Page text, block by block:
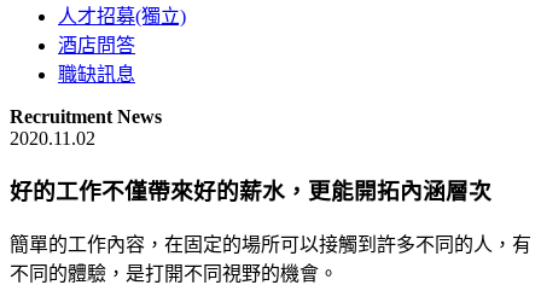
人才招募(獨立)
酒店問答
職缺訊息
Recruitment News
2020.11.02
好的工作不僅帶來好的薪水，更能開拓內涵層次
簡單的工作內容，在固定的場所可以接觸到許多不同的人，有
不同的體驗，是打開不同視野的機會。